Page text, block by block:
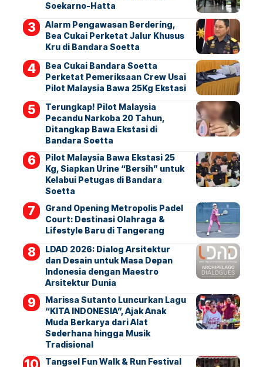
Soekarno-Hatta
Alarm Pengawasan Berdering,
Bea Cukai Perketat Jalur Khusus
Kru di Bandara Soetta
Bea Cukai Bandara Soetta
Perketat Pemeriksaan Crew Usai
Pilot Malaysia Bawa 25Kg Ekstasi
Terungkap! Pilot Malaysia
Pecandu Narkoba 20 Tahun,
Ditangkap Bawa Ekstasi di
Bandara Soetta
Pilot Malaysia Bawa Ekstasi 25
Kg, Siapkan Urine “Bersih” untuk
Kelabui Petugas di Bandara
Soetta
Grand Opening Metropolis Padel
Court: Destinasi Olahraga &
Lifestyle Baru di Tangerang
LDAD 2026: Dialog Arsitektur
dan Desain untuk Masa Depan
Indonesia dengan Maestro
Arsitektur Dunia
Marissa Sutanto Luncurkan Lagu
“KITA INDONESIA”, Ajak Anak
Muda Berkarya dari Alat
Sederhana hingga Musik
Tradisional
Tangsel Fun Walk & Run Festival